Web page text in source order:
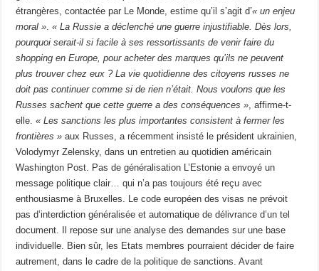
étrangères, contactée par Le Monde, estime qu’il s’agit d’« un enjeu
moral ».« La Russie a déclenché une guerre injustifiable. Dès lors,
pourquoi serait-­il si facile à ses ressortissants de venir faire du
shopping en Europe, pour acheter des marques qu’ils ne peuvent
plus trouver chez eux ? La vie quotidienne des citoyens russes ne
doit pas continuer comme si de rien n’était. Nous voulons que les
Russes sachent que cette guerre a des conséquences », affirme-­t­-
elle.« Les sanctions les plus importantes consistent à fermer les
frontières » aux Russes, a récemment insisté le président ukrainien,
Volodymyr Zelensky, dans un entretien au quotidien américain
Washington Post. Pas de généralisation L’Estonie a envoyé un
message politique clair… qui n’a pas toujours été reçu avec
enthousiasme à Bruxelles. Le code européen des visas ne prévoit
pas d’interdiction généralisée et automatique de délivrance d’un tel
document. Il repose sur une analyse des demandes sur une base
individuelle. Bien sûr, les Etats membres pourraient décider de faire
autrement, dans le cadre de la politique de sanctions. Avant